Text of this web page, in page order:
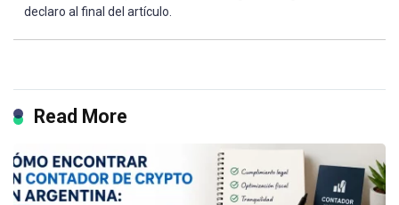
declaro al final del artículo.
Read More